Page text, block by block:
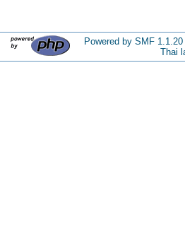
Powered by SMF 1.1.20
Thai